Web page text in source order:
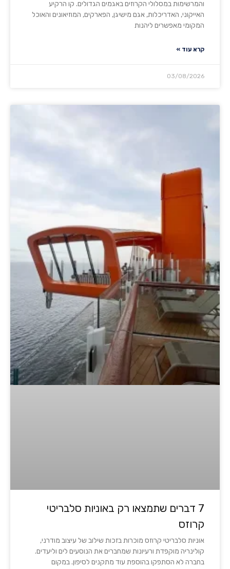
והמרשימות במסלולי הקרוזים באגמים הגדולים. קו הרקיע
האייקוני, האדריכלות, אגם מישיגן, הפארקים, המוזיאונים והאוכל
המקומי מאפשרים ליהנות
קרא עוד »
03/08/2026
7 דברים שתמצאו רק באוניות סלבריטי
קרוזס
אוניות סלבריטי קרוזס מוכרות בזכות שילוב של עיצוב מודרני,
קולינריה מוקפדת ורעיונות שמחברים את הנוסעים לים וליעדים.
בחברה לא הסתפקו בהוספת עוד מתקנים לסיפון. במקום